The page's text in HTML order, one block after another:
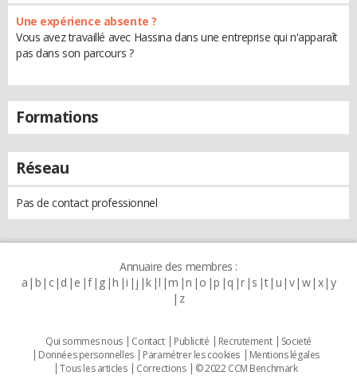
Une expérience absente ?
Vous avez travaillé avec Hassina dans une entreprise qui n'apparaît
pas dans son parcours ?
Formations
Réseau
Pas de contact professionnel
Annuaire des membres :
a b c d e f g h i j k l m n o p q r s t u v w x y
z
Qui sommes nous Contact Publicité Recrutement
Societé
Données personnelles
Paramétrer les cookies
Mentions légales
Tous les articles
Corrections © 2022 CCM Benchmark